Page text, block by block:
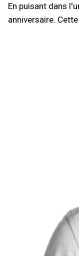
En puisant dans
anniversaire.